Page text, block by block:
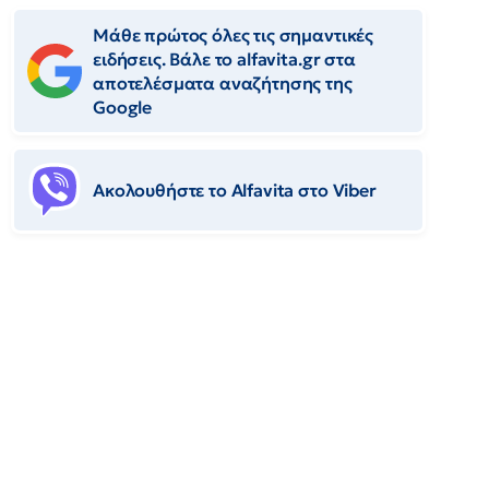
Μάθε πρώτος όλες τις σημαντικές
ειδήσεις. Βάλε το alfavita.gr στα
αποτελέσματα αναζήτησης της
Google
Ακολουθήστε το Αlfavita στο Viber